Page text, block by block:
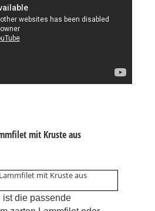
mit Kruste aus
ist die passende